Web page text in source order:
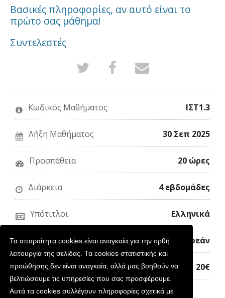
Τα απαραίτητα cookies είναι αναγκαία για την ορθή
λειτουργία της σελίδας. Τα cookies στατιστικής και
προώθησης δεν είναι αναγκαία, αλλά μας βοηθούν να
βελτιώσουμε τις υπηρεσίες που σας προσφέρουμε.
Αυτά τα cookies συλλέγουν πληροφορίες σχετικά με
Bασικές πληροφορίες, αν αυτό είναι το
πρώτο σας μάθημα!
Συντελεστές
Tweetάρετε
ότι
έχετε
εγγραφεί
αυτό
το
μάθημα
Κοινοποιήστε
στη
σελίδα
σας
έχετε
εγγραφεί
αυτό
το
Στείλτε
E-
σε
του
ότι
έχετε
εγγραφεί
αυτό
τομάθημα
Κωδικός Μαθήματος ΙΣΤ1.3
Λήξη Μαθήματος 30 Σεπ 2025
Προσπάθεια 20 ώρες
Διάρκεια 4 εβδομάδες
Υπότιτλοι Ελληνικά
Παρακολούθηση Δωρεάν
Κόστος Βεβαίωσης 20€